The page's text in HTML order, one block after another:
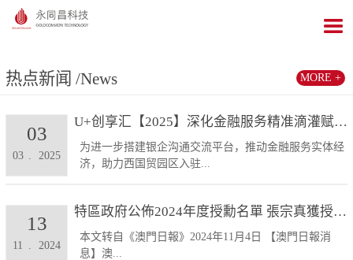
热点新闻 /News
U+创享汇【2025】深化金融服务精准滴灌赋能发展...
为进一步搭建银企沟通交流平台，推动金融服务实体经
济，助力西国贸园区入驻...
03 2025
03
特區政府公佈2024年度授勳名單 張宗真獲授予專業...
本文转自《澳門日報》2024年11月4日 【澳門日報消
息】澳...
11 2024
13
MORE +